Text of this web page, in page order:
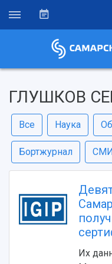
ГЛУШКОВ
Все Наука
Бортжурнал СМИ
Их